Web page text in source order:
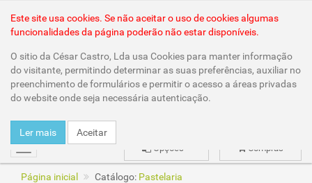
mudar Compras
Opções
Este site usa cookies. Se não aceitar o uso de cookies algumas
funcionalidades da página poderão não estar disponíveis.
O sitio da César Castro, Lda usa Cookies para manter informação
do visitante, permitindo determinar as suas preferências, auxiliar no
preenchimento de formulários e permitir o acesso a áreas privadas
do website onde seja necessária autenticação.
Ler mais Aceitar
Página inicial Catálogo: Pastelaria